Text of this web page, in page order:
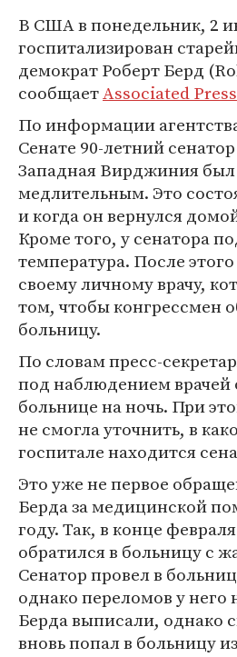
В США в понедельник, 2
госпитализирован
демократ Роберт Берд
сообщаетAssociated Press
По информации
Сенате 90-летний
Западная Вирджиния
медлительным. Это
и когда он вернулся
Кроме того, у сенатора
температура. После
своему личному врачу,
том, чтобы конгрессмен
больницу.
По словам пресс-
под наблюдением врачей
больнице на ночь. При
не смогла уточнить, в
госпитале находится
Это уже не первое
Берда за медицинской
году. Так, в конце
обратился в больницу с
Сенатор провел в
однако переломов у
Берда выписали, однако
вновь попал в больницу